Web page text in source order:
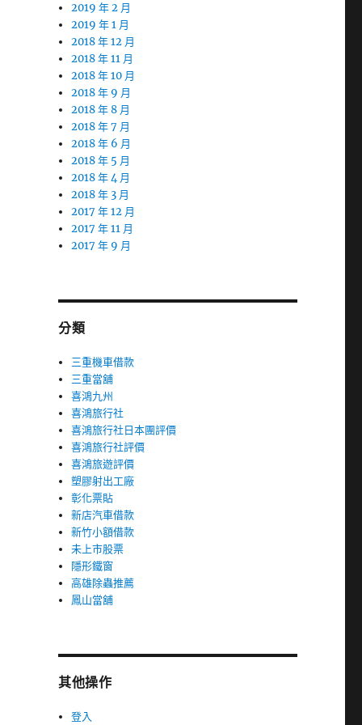
2019 年 2 月
2019 年 1 月
2018 年 12 月
2018 年 11 月
2018 年 10 月
2018 年 9 月
2018 年 8 月
2018 年 7 月
2018 年 6 月
2018 年 5 月
2018 年 4 月
2018 年 3 月
2017 年 12 月
2017 年 11 月
2017 年 9 月
分類
三重機車借款
三重當舖
喜鴻九州
喜鴻旅行社
喜鴻旅行社日本團評價
喜鴻旅行社評價
喜鴻旅遊評價
塑膠射出工廠
彰化票貼
新店汽車借款
新竹小額借款
未上市股票
隱形鐵窗
高雄除蟲推薦
鳳山當舖
其他操作
登入